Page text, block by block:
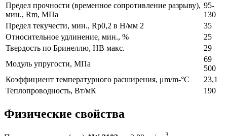
Предел прочности (временное сопротивление разрыву),
мин., Rm, МПа
95-
130
Предел текучести, мин., Rp0,2 в Н/мм 2
35
Относительное удлинение, мин., %
25
Твердость по Бринеллю, HB макс.
29
Модуль упругости, МПa
69
500
Коэффициент температурного расширения, μm/m-°C
23,1
Теплопроводность, Вт/мК
190
Физические свойства